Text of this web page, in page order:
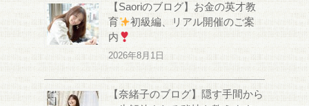
【Saoriのブログ】お金の英才教
育
初級編、リアル開催のご案
内
2026年8月1日
【奈緒子のブログ】隠す手間から